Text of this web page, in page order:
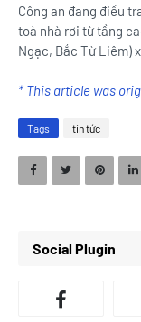
Công an đang điều
toà nhà rơi từ tầng
Ngạc, Bắc Từ Liêm)
* This article was
Tags tin tức
Social Plugin